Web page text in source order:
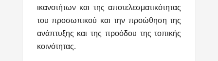
ικανοτήτων και της αποτελεσματικότητας
του προσωπικού και την προώθηση της
ανάπτυξης και της προόδου της τοπικής
κοινότητας.